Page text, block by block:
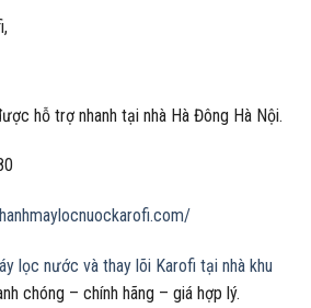
hỗ trợ nhanh tại nhà Hà Đông Hà Nội.
lọc nước và thay lõi Karofi tại nhà khu
chóng – chính hãng – giá hợp lý.